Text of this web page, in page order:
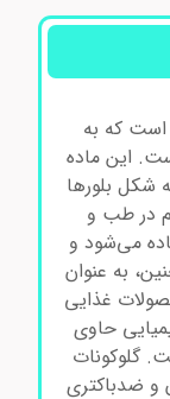
که به
ماده
بلورها
طب و
می‌شود و
به عنوان
غذایی
حاوی